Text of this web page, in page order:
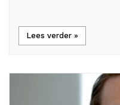
Lees verder »